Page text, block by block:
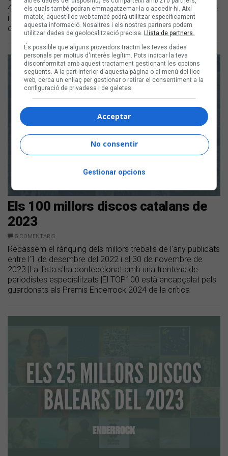
440 2024 a millor disc de música clàssica segons la crítica
i el nou Premi Enderrock-440 a millor disc revelació de
clàssica
Els 100 millors discos catalans de
2023
5 COMENTARIS
Repassem el rànquing dels millors treballs de l'any publicats
entre l’1 de desembre del 2022 i el 30 de novembre de
2023 |La llista s'ha confeccionat amb una trentena de
periodistes especialitzats |El TOP100 està encapçalat pels
guardonats als Premis Enderrock 2024 de la crítica
els quals també podran emmagatzemar-la o accedir-hi. Així
mateix, aquest lloc web també podrà utilitzar específicament
aquesta informació. Nosaltres i els nostres partners podem
utilitzar dades de geolocalització precisa. Llista de partners.
És possible que alguns proveïdors tractin les teves dades
personals per motius d'interès legítim. Pots indicar la teva
disconformitat amb aquest tractament gestionant les opcions
següents. A la part inferior d'aquesta pàgina o al menú del lloc
web, cerca un enllaç per gestionar o retirar el consentiment a la
configuració de privadesa i de galetes.
Acceptar
No consentir
Gestionar opcions